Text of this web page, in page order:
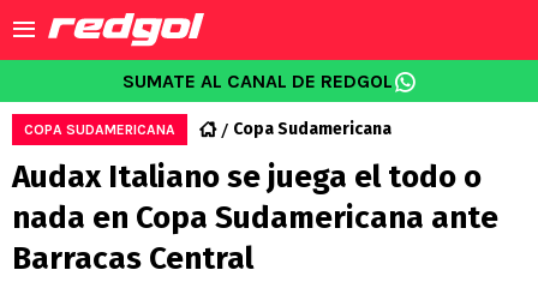
SUMATE AL CANAL DE REDGOL
COPA SUDAMERICANA Copa Sudamericana
Audax Italiano se juega el todo o
nada en Copa Sudamericana ante
Barracas Central